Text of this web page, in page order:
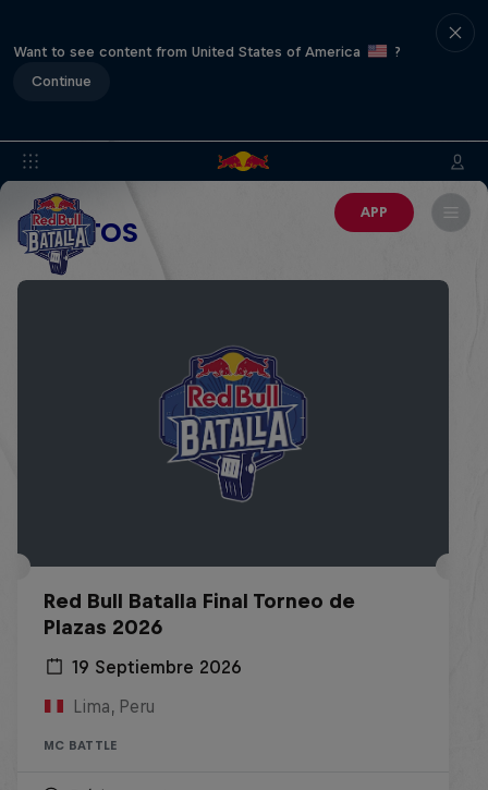
Want to see content from United States of America
?
Continue
APP
EVENTOS
Red Bull Batalla Final Torneo de
Plazas 2026
19 Septiembre 2026
Lima, Peru
MC BATTLE